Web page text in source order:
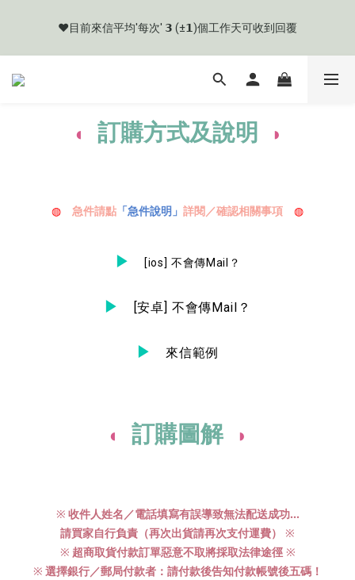
知。
❤️目前來信平均'每次' 𝟯 (±𝟭)個工作天可收到回覆
🧡目前商品製作天數約 𝟳 ~ 𝟭𝟮 個工作天起
網路購物有流程規則，為保購物愉快，購買前應詳閱商品購物須
◖ 訂購方式及說明 ◗
◍ 急件請點 「急件說明」 詳閱／確認相關事項 ◍
▶ [ios] 不會傳Mail？
▶ [安卓] 不會傳Mail？
▶ 來信範例
◖ 訂購圖解 ◗
※ 收件人姓名／電話填寫有誤導致無法配送成功...
請買家自行負責（再次出貨請再次支付運費） ※
※ 超商取貨付款訂單惡意不取將採取法律途徑 ※
※ 選擇銀行／郵局付款者：請付款後告知付款帳號後五碼！